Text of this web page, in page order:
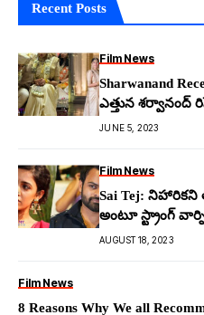
Recent Posts
Film News
Sharwanand
ఎత్తున శ‌ర్వానంద్
JUNE 5, 2023
Film News
Sai Tej:
అంటూ స్ట్రాంగ్
AUGUST 18, 2023
Film News
8 Reasons Why We all